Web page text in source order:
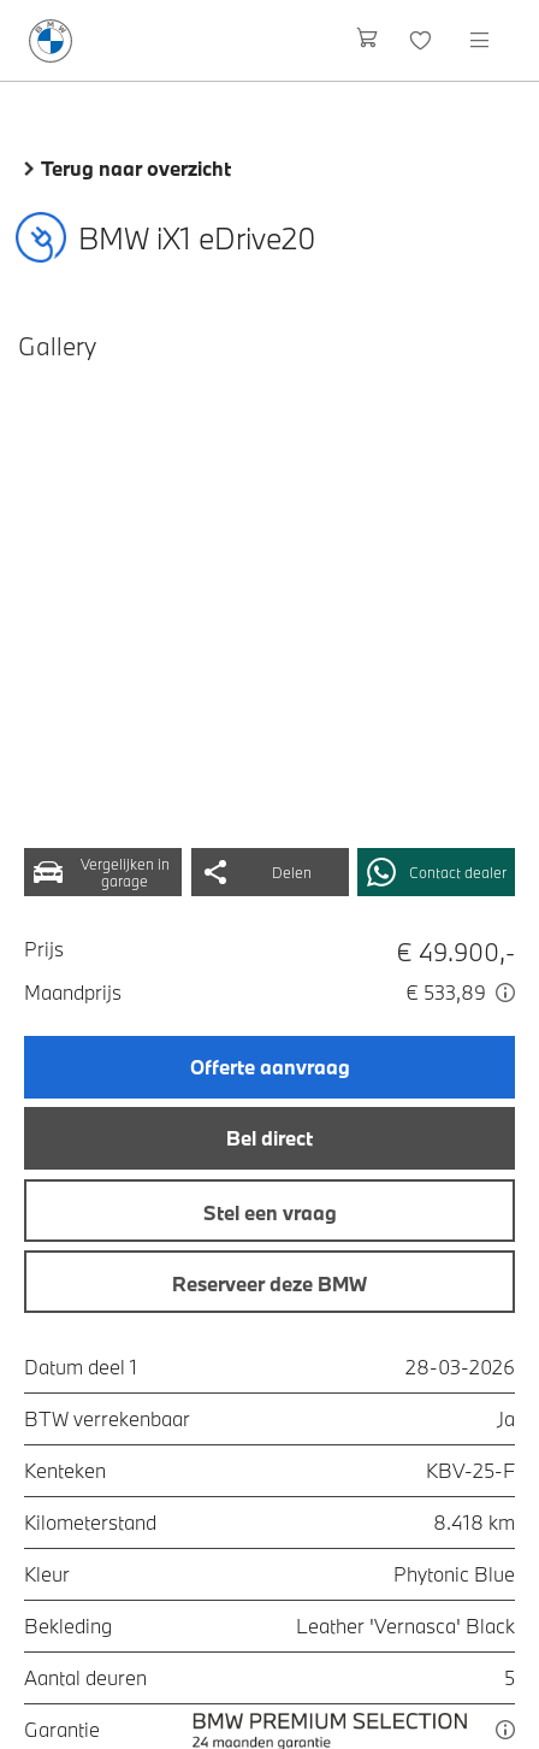
Terug naar overzicht
BMW iX1 eDrive20
Vergelijken in
garage
Delen Contact dealer
Prijs € 49.900,-
Maandprijs € 533,89
Offerte aanvraag
Bel direct
Stel een vraag
Reserveer deze BMW
Datum deel 1 28-03-2026
BTW verrekenbaar Ja
Kenteken KBV-25-F
Kilometerstand 8.418 km
Kleur Phytonic Blue
Bekleding Leather 'Vernasca' Black
Aantal deuren 5
Garantie
Gallery